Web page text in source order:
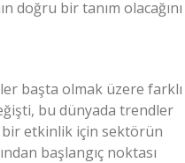
doğru bir tanım olacağını
başta olmak üzere farklı
bu dünyada trendler
bir etkinlik için sektörün
başlangıç noktası